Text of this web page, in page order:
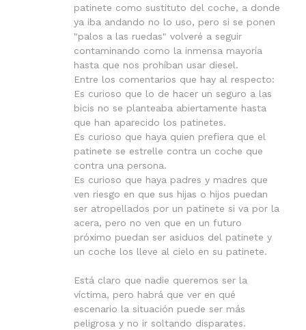
patinete como sustituto del coche, a donde
ya iba andando no lo uso, pero si se ponen
"palos a las ruedas" volveré a seguir
contaminando como la inmensa mayoría
hasta que nos prohíban usar diesel.
Entre los comentarios que hay al respecto:
Es curioso que lo de hacer un seguro a las
bicis no se planteaba abiertamente hasta
que han aparecido los patinetes.
Es curioso que haya quien prefiera que el
patinete se estrelle contra un coche que
contra una persona.
Es curioso que haya padres y madres que
ven riesgo en que sus hijas o hijos puedan
ser atropellados por un patinete si va por la
acera, pero no ven que en un futuro
próximo puedan ser asiduos del patinete y
un coche los lleve al cielo en su patinete.
Está claro que nadie queremos ser la
víctima, pero habrá que ver en qué
escenario la situación puede ser más
peligrosa y no ir soltando disparates.